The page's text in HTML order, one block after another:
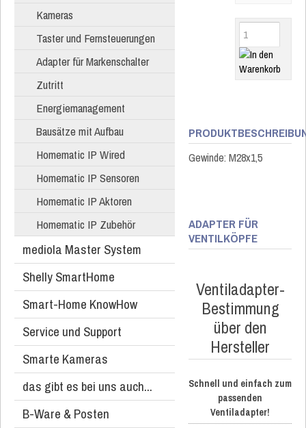
Kameras
Taster und Fernsteuerungen
Adapter für Markenschalter
Zutritt
Energiemanagement
Bausätze mit Aufbau
Homematic IP Wired
Homematic IP Sensoren
Homematic IP Aktoren
Homematic IP Zubehör
mediola Master System
Shelly SmartHome
Smart-Home KnowHow
Service und Support
Smarte Kameras
das gibt es bei uns auch...
B-Ware & Posten
Gewinde: M28x1,5
ADAPTER FÜR
VENTILKÖPFE
Ventiladapter-
Bestimmung
über den
Hersteller
Schnell und einfach zum
passenden
Ventiladapter!